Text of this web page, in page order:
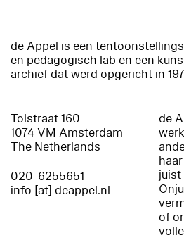
de Appel is een
en pedagogisch lab en een
archief dat werd opgericht in
Tolstraat 160
1074 VM Amsterdam
The Netherlands
020-6255651
info [at] deappel.nl
de
juist
of